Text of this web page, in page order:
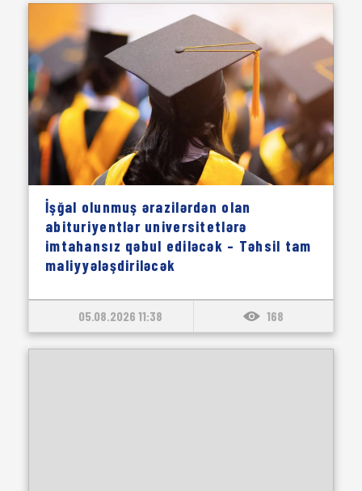
İşğal olunmuş ərazilərdən olan
abituriyentlər universitetlərə
imtahansız qəbul ediləcək – Təhsil tam
maliyyələşdiriləcək
05.08.2026 11:38 168